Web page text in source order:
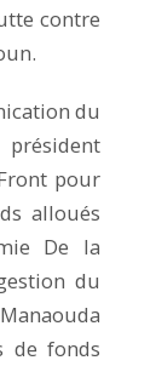
contre
du
pour
alloués
De la
du
de fonds